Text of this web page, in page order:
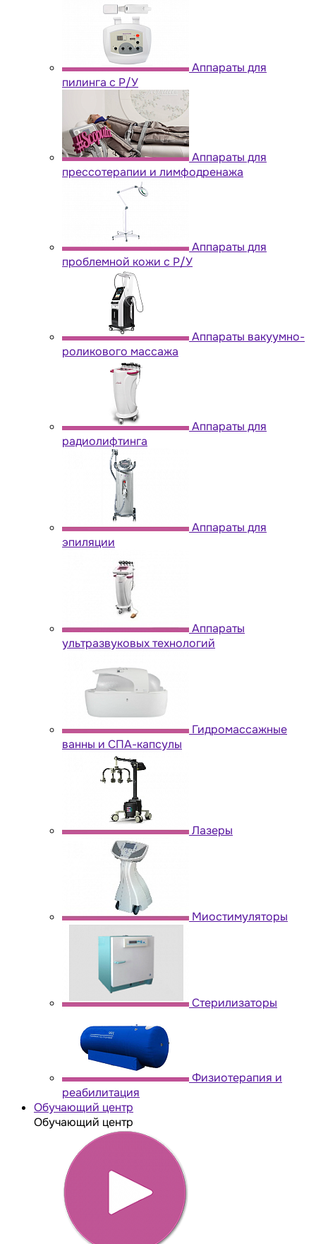
Аппараты для
пилинга с Р/У
Аппараты для
прессотерапии и лимфодренажа
Аппараты для
проблемной кожи с Р/У
Аппараты вакуумно-
роликового массажа
Аппараты для
радиолифтинга
Аппараты для
эпиляции
Аппараты
ультразвуковых технологий
Гидромассажные
ванны и СПА-капсулы
Лазеры
Миостимуляторы
Стерилизаторы
Физиотерапия и
реабилитация
Обучающий центр
Обучающий центр